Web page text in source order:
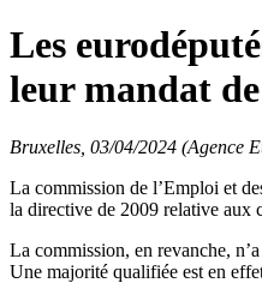
Les
leur mandat
Bruxelles, 03/04/2024 (Agence
La commission de l’Emploi et
la directive de 2009 relative aux
La commission, en revanche,
Une majorité qualifiée est en